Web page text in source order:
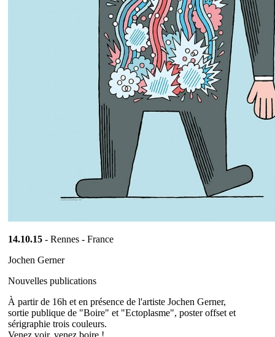
14.10.15 - Rennes - France
Jochen Gerner
Nouvelles publications
À partir de 16h et en présence de l'artiste Jochen Gerner,
sortie publique de "Boire" et "Ectoplasme", poster offset et
sérigraphie trois couleurs.
Venez voir, venez boire !